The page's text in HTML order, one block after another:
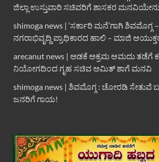
ಜಿಲ್ಲಾ ಉಸ್ತುವಾರಿ ಸಚಿವರಿಗೆ ಶಾಸಕರ
shimoga news | ‘ಸರ್ಕಾರಿ ಮನೆ’ಗಾಗಿ ಶಿವಮೊಗ್ಗ
ನಗರಾಭಿವೃದ್ದಿ ಪ್ರಾಧಿಕಾರದ ಹಾಲಿ – ಮಾಜಿ
arecanut news | ಅಡಕೆ ಅಕ್ರಮ ಆಮದು ತಡೆಗೆ
ನಿಯೋಗದಿಂದ ಗೃಹ ಸಚಿವ ಅಮಿತ್ ಶಾಗೆ ಮನವಿ
shimoga news | ಶಿವಮೊಗ್ಗ : ಚೋರಡಿ ಸೇತುವೆ
ಜನರಿಗೆ ಗಾಯ!